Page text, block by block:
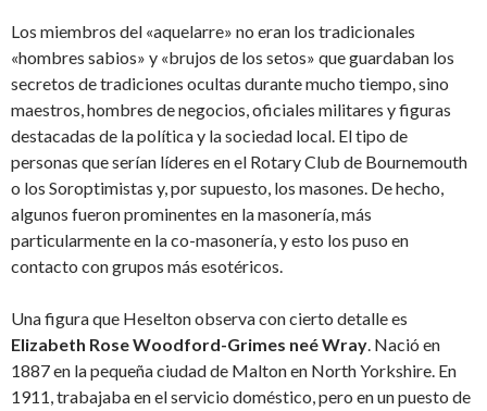
Los miembros del «aquelarre» no eran los tradicionales
«hombres sabios» y «brujos de los setos» que guardaban los
secretos de tradiciones ocultas durante mucho tiempo, sino
maestros, hombres de negocios, oficiales militares y figuras
destacadas de la política y la sociedad local. El tipo de
personas que serían líderes en el Rotary Club de Bournemouth
o los Soroptimistas y, por supuesto, los masones. De hecho,
algunos fueron prominentes en la masonería, más
particularmente en la co-masonería, y esto los puso en
contacto con grupos más esotéricos.
Una figura que Heselton observa con cierto detalle es
Elizabeth Rose Woodford-Grimes neé Wray. Nació en
1887 en la pequeña ciudad de Malton en North Yorkshire. En
1911, trabajaba en el servicio doméstico, pero en un puesto de